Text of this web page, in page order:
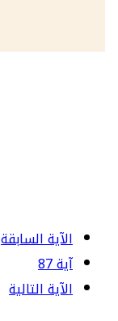
الآية السابقة
آية 87
الآية التالية